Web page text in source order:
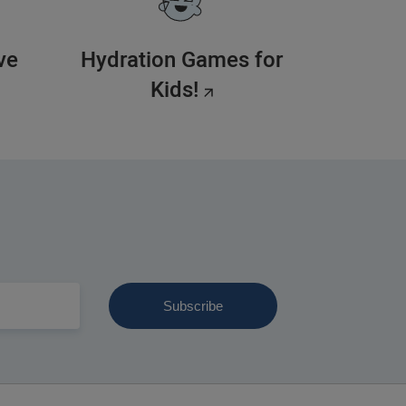
Hydration Games for
Kids!